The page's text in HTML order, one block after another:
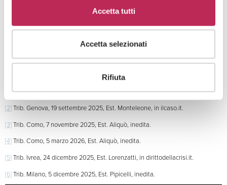
Accetta tutti
Accetta selezionati
Rifiuta
concedibile in simili ipotesi. Il tribunale ha precisato, infatti, che
può sostituirsi all’amministrazione competente ordinando direttamente il
dei presupposti per il loro rilascio. In tal modo la misura cautelare assume la
continuità aziendale e l’operatività della società, senza interferire con le
competenze proprie dell’amministrazione.
Trib. Milano, 24 gennaio 2025, Est. Vasile, in ilcaso.it.
[2]Trib. Genova, 19 settembre 2025, Est. Monteleone, in ilcaso.it.
[3]Trib. Como, 7 novembre 2025, Est. Aliquò, inedita.
[4]Trib. Como, 5 marzo 2026, Est. Aliquò, inedita.
[5]Trib. Ivrea, 24 dicembre 2025, Est. Lorenzatti, in dirittodellacrisi.it.
[6]Trib. Milano, 5 dicembre 2025, Est. Pipicelli, inedita.